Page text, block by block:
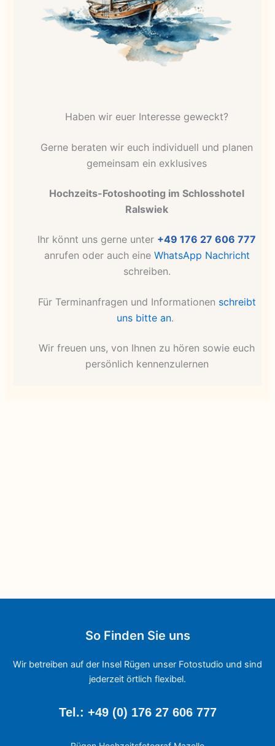
Haben wir euer Interesse geweckt?
Gerne beraten wir euch individuell und planen
gemeinsam ein exklusives
Hochzeits-Fotoshooting im Schlosshotel
Ralswiek
Ihr könnt uns gerne unter +49 176 27 606 777
anrufen oder auch eine WhatsApp Nachricht
schreiben.
Für Terminanfragen und Informationen schreibt
uns bitte an.
Wir freuen uns, von Ihnen zu hören sowie euch
persönlich kennenzulernen
So Finden Sie uns
Wir betreiben auf der Insel Rügen unser Fotostudio und sind
jederzeit örtlich flexibel.
Tel.: +49 (0) 176 27 606 777